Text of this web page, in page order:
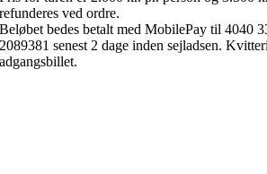
refunderes ved ordre.
Beløbet bedes betalt med MobilePay til 4040
2089381 senest 2 dage inden sejladsen.
adgangsbillet.